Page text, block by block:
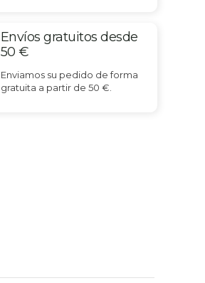
Envíos gratuitos desde
50 €
Enviamos su pedido de forma
gratuita a partir de 50 €.